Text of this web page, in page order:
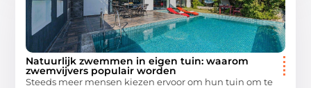
Natuurlijk zwemmen in eigen tuin: waarom
zwemvijvers populair worden
Steeds meer mensen kiezen ervoor om hun tuin om te